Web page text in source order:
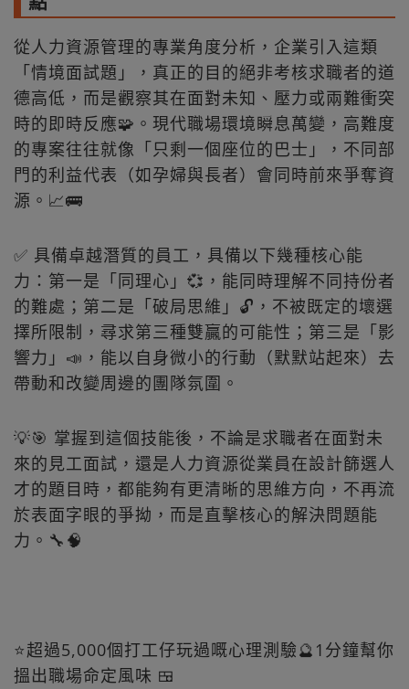
從人力資源管理的專業角度分析，企業引入這類
「情境面試題」，真正的目的絕非考核求職者的道
德高低，而是觀察其在面對未知、壓力或兩難衝突
時的即時反應🧩。現代職場環境瞬息萬變，高難度
的專案往往就像「只剩一個座位的巴士」，不同部
門的利益代表（如孕婦與長者）會同時前來爭奪資
源。📈🚌
✅ 具備卓越潛質的員工，具備以下幾種核心能
力：第一是「同理心」💞，能同時理解不同持份者
的難處；第二是「破局思維」🔓，不被既定的壞選
擇所限制，尋求第三種雙贏的可能性；第三是「影
響力」📣，能以自身微小的行動（默默站起來）去
帶動和改變周邊的團隊氛圍。
💡🎯 掌握到這個技能後，不論是求職者在面對未
來的見工面試，還是人力資源從業員在設計篩選人
才的題目時，都能夠有更清晰的思維方向，不再流
於表面字眼的爭拗，而是直擊核心的解決問題能
力。🔧🧠
⭐超過5,000個打工仔玩過嘅心理測驗🔮1分鐘幫你
搵出職場命定風味 🍱